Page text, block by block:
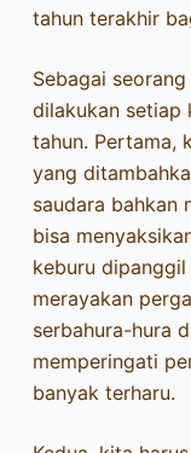
tahun terakhir
Sebagai
dilakukan setiap
tahun. Pertama,
yang
saudara bahkan
bisa
keburu
merayakan
serbahura-hura
memperingati
banyak terharu.